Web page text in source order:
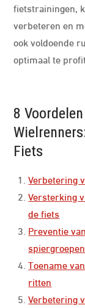
fietstrainingen,
verbeteren en
ook voldoende
optimaal te
8
Fiets
Verbetering
Versterking
de fiets
Preventie
spiergroepen
Toename
ritten
Verbetering